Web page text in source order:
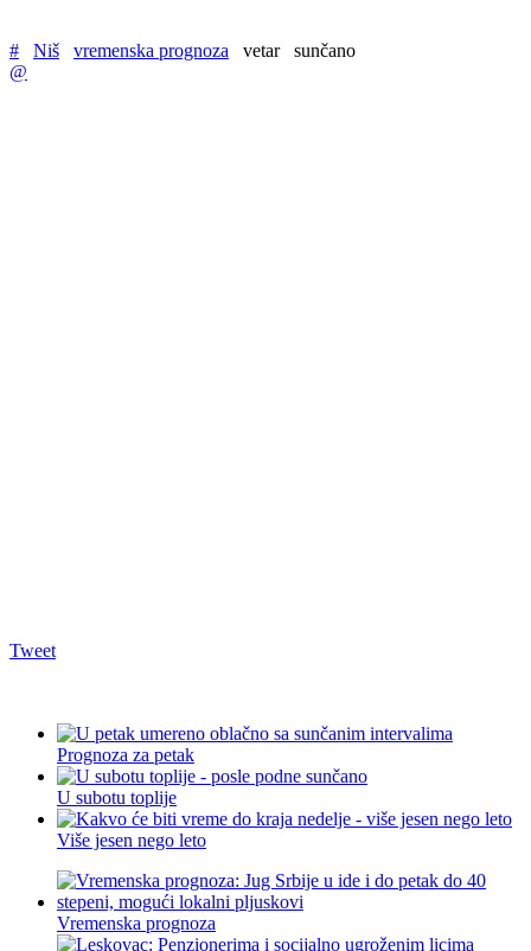
# Niš vremenska prognoza vetar
sunčano
@
Tweet
Prognoza za petak
U subotu toplije
Više jesen nego leto
Vremenska prognoza